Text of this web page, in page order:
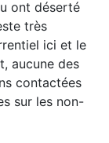
ont déserté
très
ici et le
aucune des
contactées
sur les non-